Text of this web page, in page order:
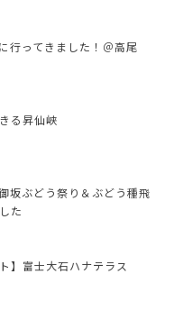
行ってきました！＠高尾
る昇仙峡
坂ぶどう祭り＆ぶどう種飛
た
】富士大石ハナテラス